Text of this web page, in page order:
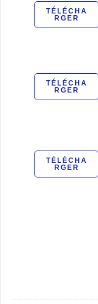
TÉLÉCHA
RGER
TÉLÉCHA
RGER
TÉLÉCHA
RGER